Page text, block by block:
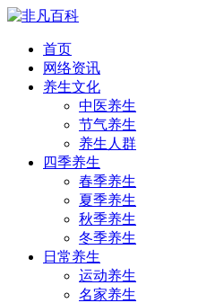
首页
网络资讯
养生文化
中医养生
节气养生
养生人群
四季养生
春季养生
夏季养生
秋季养生
冬季养生
日常养生
运动养生
名家养生